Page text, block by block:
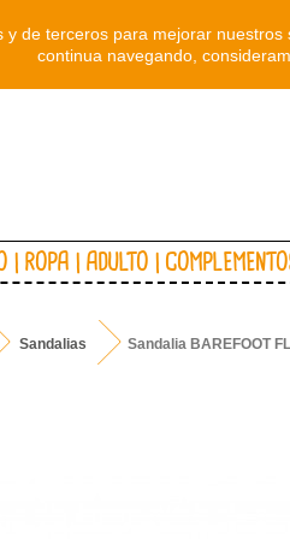
ROPA ADULTO
Sandalias Sandalia BAREFOOT
y de terceros para mejorar
continua navegando,